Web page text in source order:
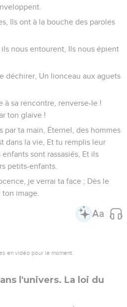
Ils ont à la bouche des paroles
ils nous entourent, Ils nous épient
déchirer, Un lionceau aux aguets
à sa rencontre, renverse-le !
ton glaive !
par ta main, Éternel, des hommes
dans la vie, Et tu remplis leur
sont rassasiés, Et ils
petits-enfants.
je verrai ta face ; Dès le
image.
en vidéo pour le moment.
l'univers. La loi du